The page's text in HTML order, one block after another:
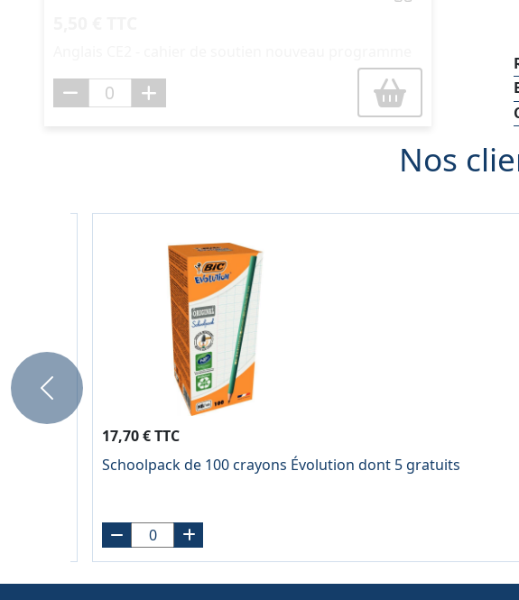
Nos
17,70 € TTC
Schoolpack de 100 crayons Évolution dont 5 gratuits
Previous